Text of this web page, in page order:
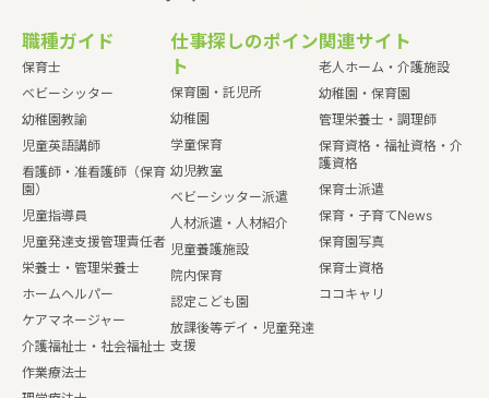
職種ガイド
保育士
ベビーシッター
幼稚園教諭
児童英語講師
看護師・准看護師（保育
園）
児童指導員
児童発達支援管理責任者
栄養士・管理栄養士
ホームヘルパー
ケアマネージャー
介護福祉士・社会福祉士
作業療法士
仕事探しのポイン
ト
保育園・託児所
幼稚園
学童保育
幼児教室
ベビーシッター派遣
人材派遣・人材紹介
児童養護施設
院内保育
認定こども園
放課後等デイ・児童発達
支援
関連サイト
老人ホーム・介護施設
幼稚園・保育園
管理栄養士・調理師
保育資格・福祉資格・介
護資格
保育士派遣
保育・子育てNews
保育園写真
保育士資格
ココキャリ